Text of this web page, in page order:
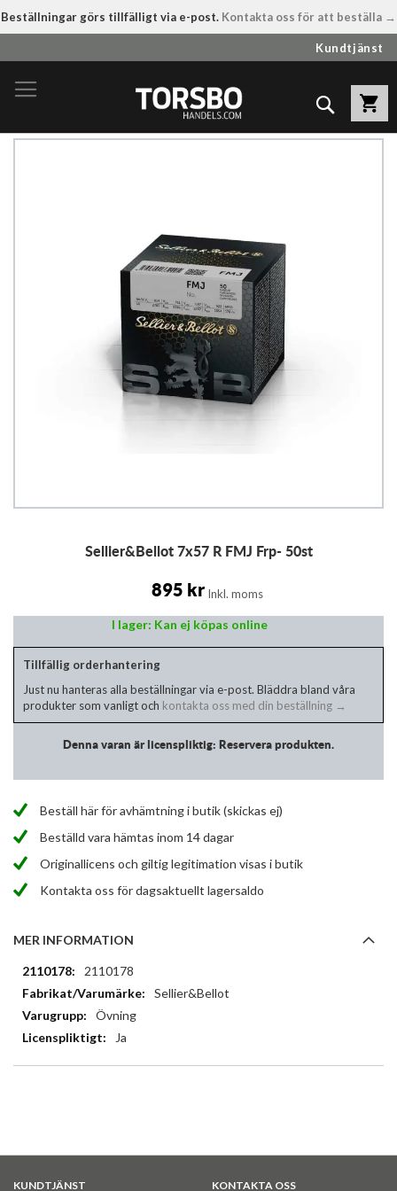
Beställningar görs tillfälligt via e-post. Kontakta oss för att beställa →
till
innehållet
Kundtjänst
Sök
Sellier&Bellot 7x57 R FMJ Frp- 50st
895 kr Inkl. moms
I lager: Kan ej köpas online
Tillfällig orderhantering
Just nu hanteras alla beställningar via e-post. Bläddra bland våra
produkter som vanligt och kontakta oss med din beställning →
Denna varan är licenspliktig: Reservera produkten.
Beställ här för avhämtning i butik (skickas ej)
Beställd vara hämtas inom 14 dagar
Originallicens och giltig legitimation visas i butik
Kontakta oss för dagsaktuellt lagersaldo
MER INFORMATION
Mer
information
2110178
Sellier&Bellot
Övning
Ja
KUNDTJÄNST KONTAKTA OSS